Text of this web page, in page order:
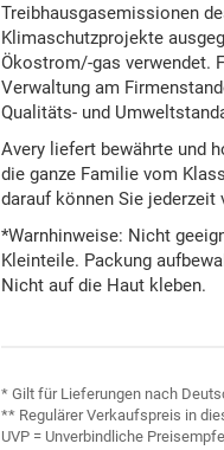
Treibhausgasemissionen
Klimaschutzprojekte
Ökostrom/-gas verwendet.
Verwaltung am
Qualitäts- und
Avery liefert bewährte und
die ganze Familie vom
darauf können Sie jederzeit
*Warnhinweise: Nicht
Kleinteile. Packung
Nicht auf die Haut kleben.
* Gilt für Lieferungen nach
** Regulärer Verkaufspreis in
UVP = Unverbindliche